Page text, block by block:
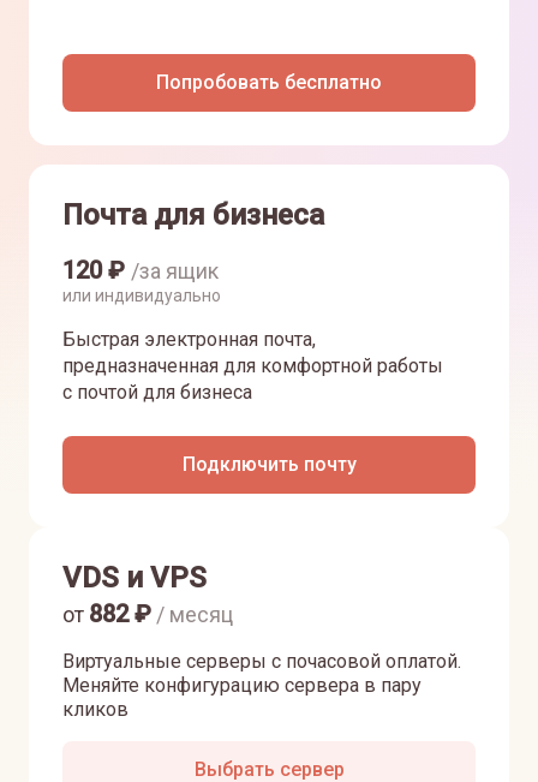
Попробовать бесплатно
Почта для бизнеса
120₽ /за ящик
или индивидуально
Быстрая электронная почта,
предназначенная для комфортной работы
с почтой для бизнеса
Подключить почту
VDS и VPS
Виртуальные серверы с почасовой оплатой.
Меняйте конфигурацию сервера в пару
кликов
от 882₽ / месяц
Выбрать сервер